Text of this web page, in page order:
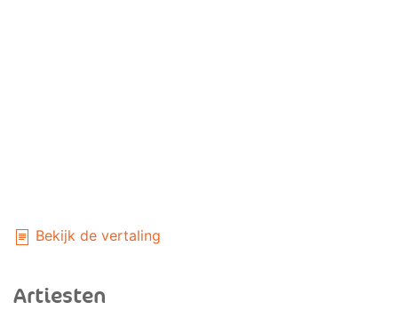
Bekijk de vertaling
Artiesten